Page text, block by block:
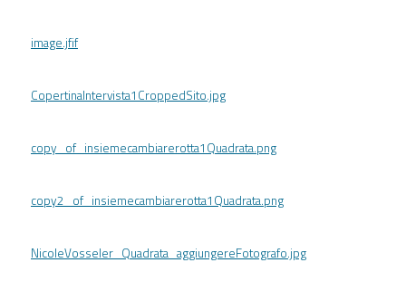
image.jfif
CopertinaIntervista1CroppedSito.jpg
copy_of_insiemecambiarerotta1Quadrata.png
copy2_of_insiemecambiarerotta1Quadrata.png
NicoleVosseler_Quadrata_aggiungereFotografo.jpg